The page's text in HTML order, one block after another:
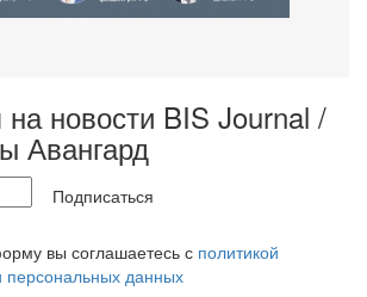
на новости BIS Journal /
Авангард
Подписаться
вы соглашаетесь с политикой
персональных данных